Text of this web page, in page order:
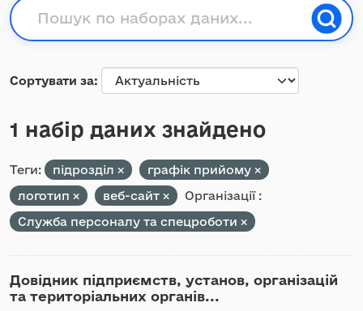
Сортувати за
1 набір даних знайдено
Теги: підрозділ
графік прийому
логотип
веб-сайт
Організації :
Служба персоналу та спецроботи
Довідник підприємств, установ, організацій
та територіальних органів...